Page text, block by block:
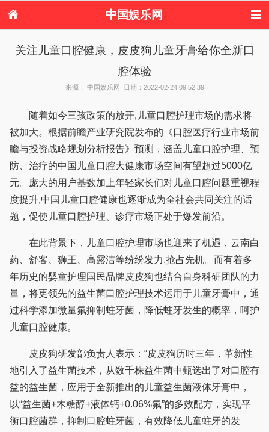
中国娱乐网
服饰
塑身 情感
健康
约会 品牌
关注儿童口腔健康，皮皮狗儿童牙膏给你全新口
腔体验
来源： 中国娱乐网 日期：2022-02-24 09:52:39
随着如今三孩政策的放开,儿童口腔护理市场的需求将
被加大。根据前瞻产业研究院发布的《口腔医疗行业市场前
瞻与投资战略规划分析报告》预测，涵盖儿童口腔护理、预
防、治疗的中国儿童口腔大健康市场空间有望超过5000亿
元。庞大的用户基数加上年轻家长们对儿童口腔问题重视程
度提升,中国儿童口腔健康也逐渐成为全社会共同关注的话
题，促使儿童口腔护理、诊疗市场正处于爆发前沿。
在此背景下，儿童口腔护理市场也迎来了机遇，云南白
药、舒客、狮王、高露洁等纷纷发力,抢占先机。而有着多
年历史的婴童护理国民品牌皮皮狗也结合自身科研团队的力
量，将更领先的益生菌口腔护理技术运用于儿童牙膏中，通
过科学添加微量氟抑制蛀牙菌，降低蛀牙发生的概率，呵护
儿童口腔健康。
皮皮狗研发部负责人表示：“皮皮狗历时三年，革新性
地引入了益生菌技术，从数千株益生菌中甄选出了对口腔有
益的益生菌，应用于全新推出的儿童益生菌液体牙膏中，
以“益生菌+木糖醇+液体钙+0.06%氟”的多效配方，实现平
衡口腔菌群，抑制口腔蛀牙菌，有效降低儿童蛀牙的发